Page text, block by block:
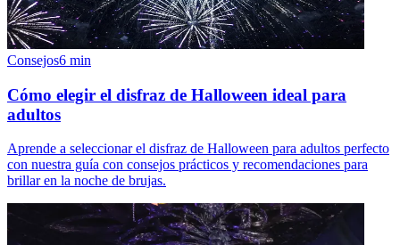
Consejos6 min
Cómo elegir el disfraz de Halloween ideal para
adultos
Aprende a seleccionar el disfraz de Halloween para adultos perfecto
con nuestra guía con consejos prácticos y recomendaciones para
brillar en la noche de brujas.